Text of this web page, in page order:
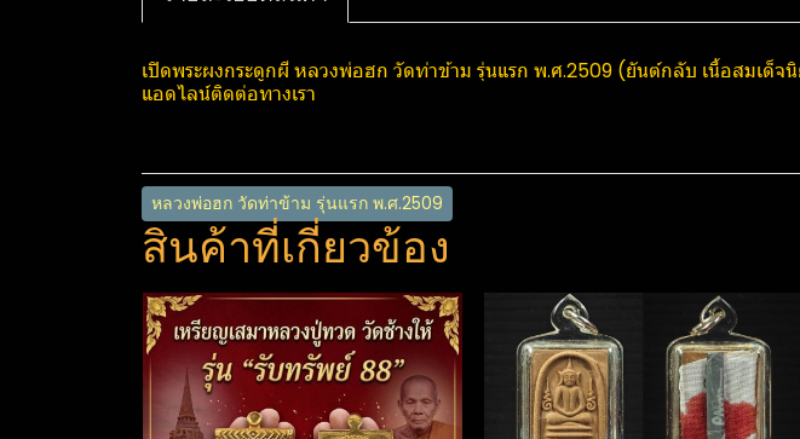
เปิดพระผงกระดูกผี หลวงพ่อฮก วัดท่าข้าม รุ่นแรก พ.ศ.2509 (ยันต์กลับ เนื้อสมเด็
แอดไลน์ติดต่อทางเรา
หลวงพ่อฮก วัดท่าข้าม รุ่นแรก พ.ศ.2509
สินค้าที่เกี่ยวข้อง